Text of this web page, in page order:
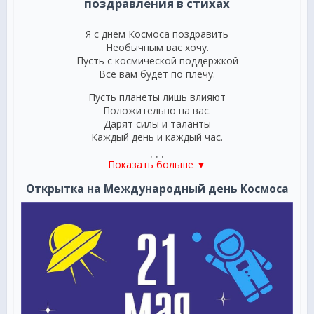
поздравления в стихах
Я с днем Космоса поздравить
Необычным вас хочу.
Пусть с космической поддержкой
Все вам будет по плечу.
Пусть планеты лишь влияют
Положительно на вас.
Дарят силы и таланты
Каждый день и каждый час.
***
С Днем космоса! Пусть вас он удивляет
Все время безграничностью своей.
Пусть звезды вам всегда сияют ярко,
Даря свободу, добрые мечты,
У космоса ведь много есть подарков
И много небывалой красоты!
***
Показать больше ▼
Открытка на Международный день Космоса